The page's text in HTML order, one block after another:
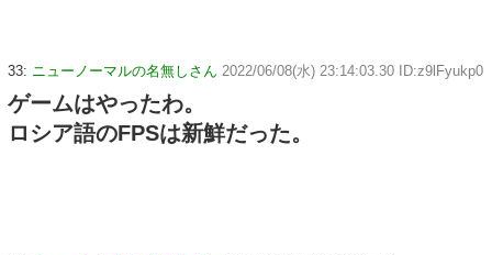
33: ニューノーマルの名無しさん 2022/06/08(水) 23:14:03.30 ID:z9lFyukp0
ゲームはやったわ。
ロシア語のFPSは新鮮だった。